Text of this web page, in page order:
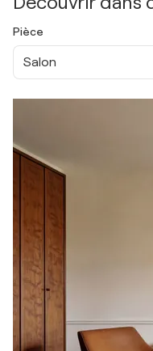
Pièce
Salon